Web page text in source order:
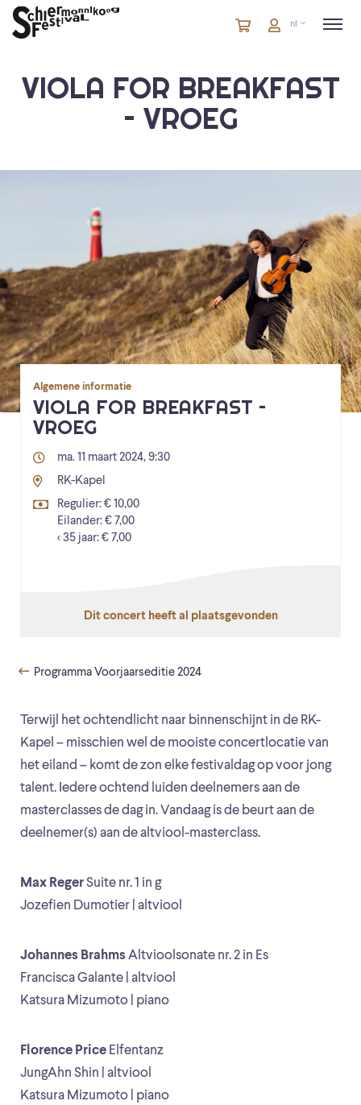
Winkelmandje
artikelen
Account
nl
VIOLA FOR BREAKFAST
– VROEG
Terwijl het ochtendlicht naar binnenschijnt in de RK-
Kapel – misschien wel de mooiste concertlocatie van
het eiland – komt de zon elke festivaldag op voor jong
talent. Iedere ochtend luiden deelnemers aan de
masterclasses de dag in. Vandaag is de beurt aan de
deelnemer(s) aan de altviool-masterclass.
Max RegerSuite nr. 1 in g
Jozefien Dumotier | altviool
Johannes BrahmsAltvioolsonate nr. 2 in Es
Francisca Galante | altviool
Katsura Mizumoto | piano
Florence Price Elfentanz
JungAhn Shin | altviool
Katsura Mizumoto | piano
Algemene informatie
VIOLA FOR BREAKFAST –
VROEG
ma. 11 maart 2024, 9:30
RK-Kapel
Regulier: € 10,00
Eilander: € 7,00
< 35 jaar: € 7,00
Dit concert heeft al plaatsgevonden
Programma Voorjaarseditie 2024